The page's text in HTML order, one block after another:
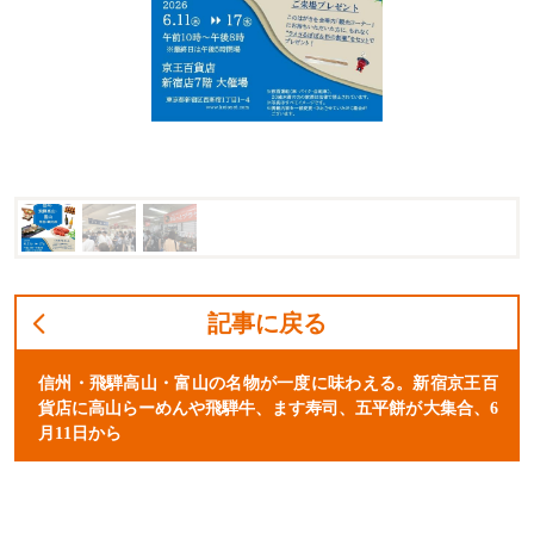
記事に戻る
信州・飛騨高山・富山の名物が一度に味わえる。新宿京王百
貨店に高山らーめんや飛騨牛、ます寿司、五平餅が大集合、6
月11日から